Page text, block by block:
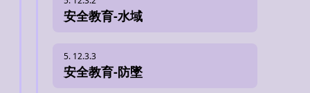
安全教育-水域
安全教育-防墜